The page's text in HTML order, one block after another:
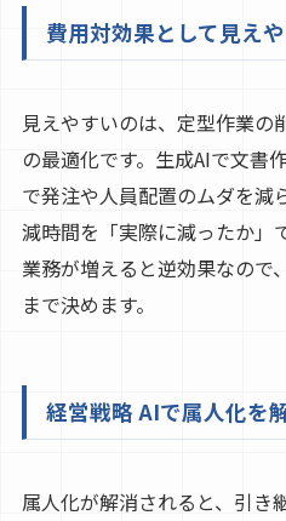
費用対効果として見え
見えやすいのは、定型作業の
の最適化です。生成AIで文書
で発注や人員配置のムダを減
減時間を「実際に減ったか」
業務が増えると逆効果なので、
まで決めます。
経営戦略 AIで属人化を
属人化が解消されると、引き